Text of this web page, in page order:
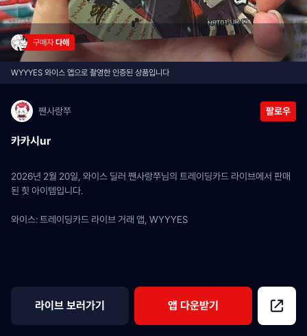
구매자 다해
WYYYES 와이스 앱으로 촬영한 인증된 상품입니다
짼사랑쭈 팔로우
카카시ur
2026년 2월 20일, 와이스 딜러 짼사랑쭈님의 트레이딩카드 라이브에서 판매
된 힛 아이템입니다.
와이스: 트레이딩카드 라이브 거래 앱, WYYYES
라이브 보러가기 앱 다운받기